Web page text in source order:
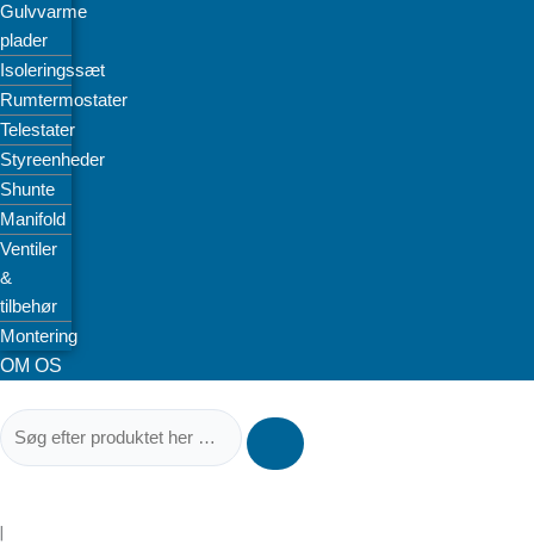
Gulvvarme
plader
Isoleringssæt
Rumtermostater
Telestater
Styreenheder
Shunte
Manifold
Ventiler
&
tilbehør
Montering
OM OS
|